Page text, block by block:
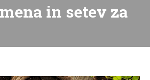
in setev za